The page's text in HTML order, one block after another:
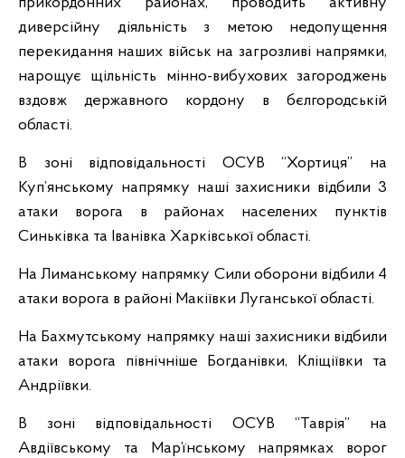
диверсійну діяльність з метою недопущення
перекидання наших військ на загрозливі напрямки,
нарощує щільність мінно-вибухових загороджень
вздовж державного кордону в бєлгородській
області.
В зоні відповідальності ОСУВ “Хортиця” на
Куп’янському напрямку наші захисники відбили 3
атаки ворога в районах населених пунктів
Синьківка та Іванівка Харківської області.
На Лиманському напрямку Сили оборони відбили 4
атаки ворога в районі Макіївки Луганської області.
На Бахмутському напрямку наші захисники відбили
атаки ворога північніше Богданівки, Кліщіївки та
Андріївки.
В зоні відповідальності ОСУВ “Таврія” на
Авдіївському та Мар’їнському напрямках ворог